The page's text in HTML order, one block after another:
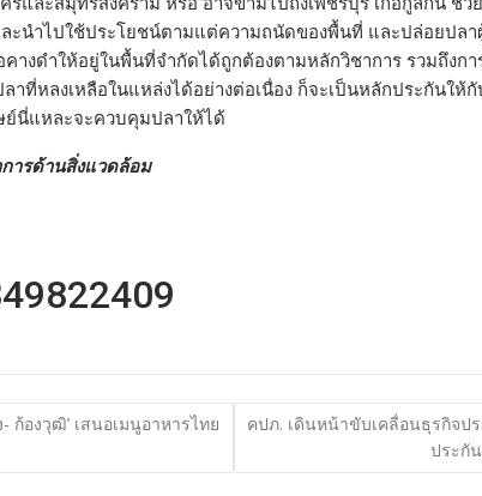
นำไปใช้ประโยชน์ตามแต่ความถนัดของพื้นที่ และปล่อยปลา
างดำให้อยู่ในพื้นที่จำกัดได้ถูกต้องตามหลักวิชาการ รวมถึงก
าที่หลงเหลือในแหล่งได้อย่างต่อเนื่อง ก็จะเป็นหลักประกันใ
นี่แหละจะควบคุมปลาให้ได้
ารด้านสิ่งแวดล้อม
ก้องวุฒิ’ เสนอเมนูอาหารไทย
คปภ. เดินหน้าขับเคลื่อนธุรกิจป
ประกั